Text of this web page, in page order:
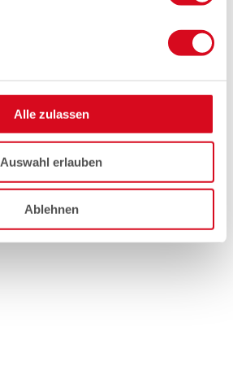
Alle zulassen
Auswahl erlauben
Ablehnen